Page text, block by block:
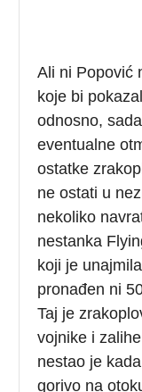
Ali ni Popović
koje bi
odnosno,
eventualne
ostatke
ne ostati u
nekoliko
nestanka
koji je
pronađen ni
Taj je
vojnike i
nestao je
gorivo na